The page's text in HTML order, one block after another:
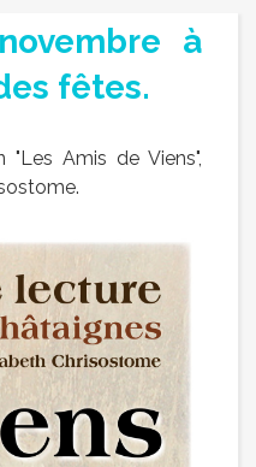
à
fêtes.
"Les Amis de Viens",